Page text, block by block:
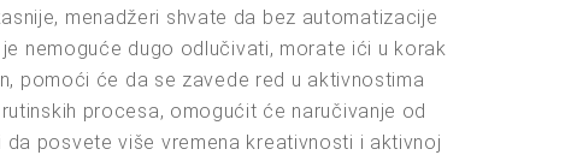
menadžeri shvate da bez automatizacije
nemoguće dugo odlučivati, morate ići u korak
pomoći će da se zavede red u aktivnostima
procesa, omogućit će naručivanje od
posvete više vremena kreativnosti i aktivnoj